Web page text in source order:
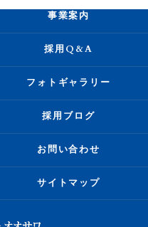
事業案内
採用Q&A
フォトギャラリー
採用ブログ
お問い合わせ
サイトマップ